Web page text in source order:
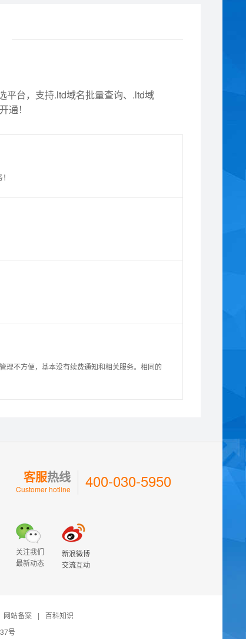
平台，支持.ltd域名批量查询、.ltd域
通！
理不方便，基本没有续费通知和相关服务。相同的
客服热线
Customer hotline 400-030-5950
关注我们
最新动态
新浪微博
交流互动
网站备案 |
百科知识
号